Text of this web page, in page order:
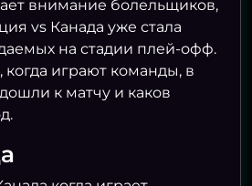
2
3
05.07 23:00
внимание болельщиков,
vs Канада уже стала
на стадии плей-офф.
играют команды, в
к матчу и каков